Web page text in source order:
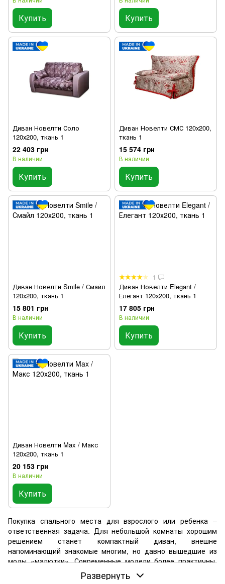
Купить Купить
Диван Новелти Соло
120х200, ткань 1
22 403 грн
В наличии
Купить
Диван Новелти СМС 120х200,
ткань 1
15 574 грн
В наличии
Купить
Диван Новелти Smile / Смайл
120х200, ткань 1
15 801 грн
В наличии
Купить
1
Диван Новелти Elegant /
Елегант 120х200, ткань 1
17 805 грн
В наличии
Купить
Диван Новелти Max / Макс
120х200, ткань 1
20 153 грн
В наличии
Купить
Покупка спального места для взрослого или ребенка –
ответственная задача. Для небольшой комнаты хорошим
решением станет компактный диван, внешне
напоминающий знакомые многим, но давно вышедшие из
моды «малютки». Современные модели более практичны,
ведь обеспечивают комфортный сон и заодно помогают
зонировать пространство.Развернуть